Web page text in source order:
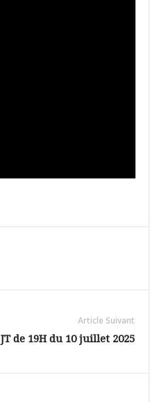
Article Suivant
JT de 19H du 10 juillet 2025